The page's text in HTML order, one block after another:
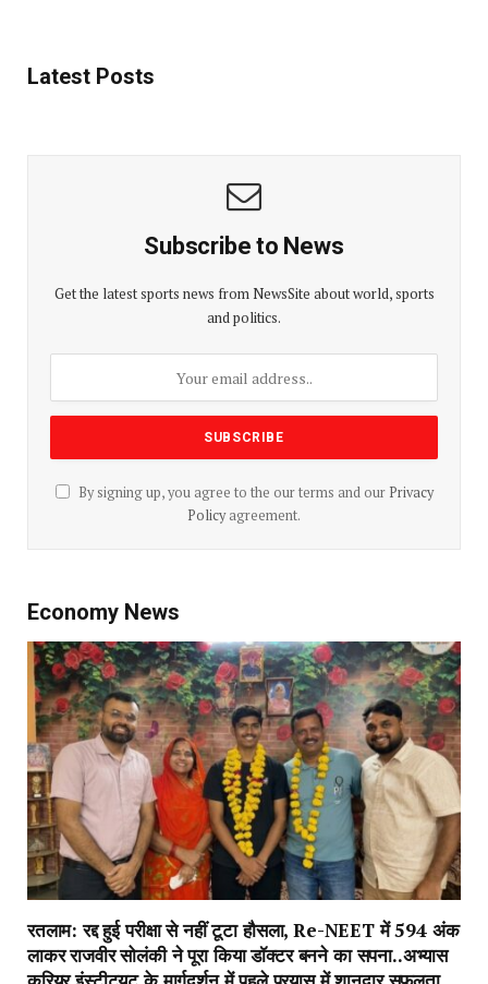
Latest Posts
Subscribe to News
Get the latest sports news from NewsSite about world, sports
and politics.
By signing up, you agree to the our terms and our Privacy
Policyagreement.
Economy News
रतलाम: रद्द हुई परीक्षा से नहीं टूटा हौसला, Re-NEET में 594 अंक
लाकर राजवीर सोलंकी ने पूरा किया डॉक्टर बनने का सपना..अभ्यास